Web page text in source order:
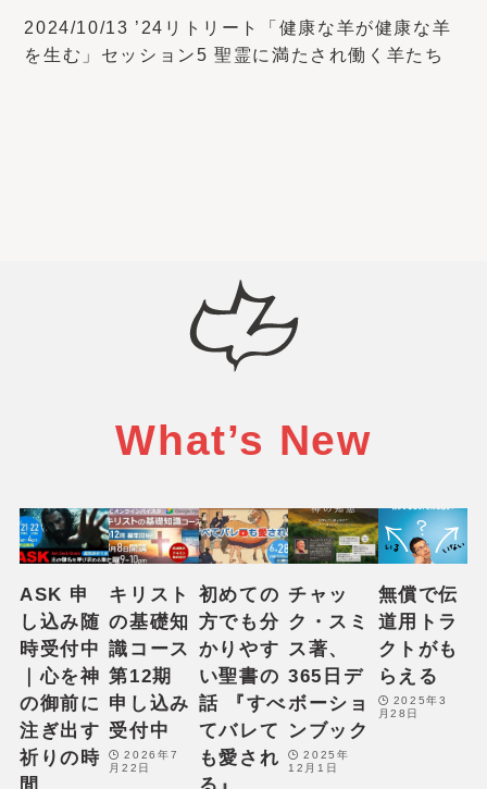
2024/10/13 ’24リトリート「健康な羊が健康な羊
を生む」セッション5 聖霊に満たされ働く羊たち
What’s New
ASK 申
し込み随
時受付中
｜心を神
の御前に
注ぎ出す
祈りの時
キリスト
の基礎知
識コース
第12期
申し込み
受付中
2026年7
月22日
初めての
方でも分
かりやす
い聖書の
話 『すべ
てバレて
も愛され
チャッ
ク・スミ
ス著、
365日デ
ボーショ
ンブック
2025年
12月1日
無償で伝
道用トラ
クトがも
らえる
2025年3
月28日